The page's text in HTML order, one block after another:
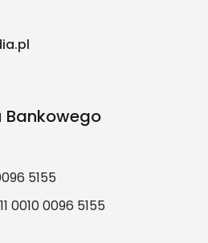
Bankowego
5155
0010 0096 5155